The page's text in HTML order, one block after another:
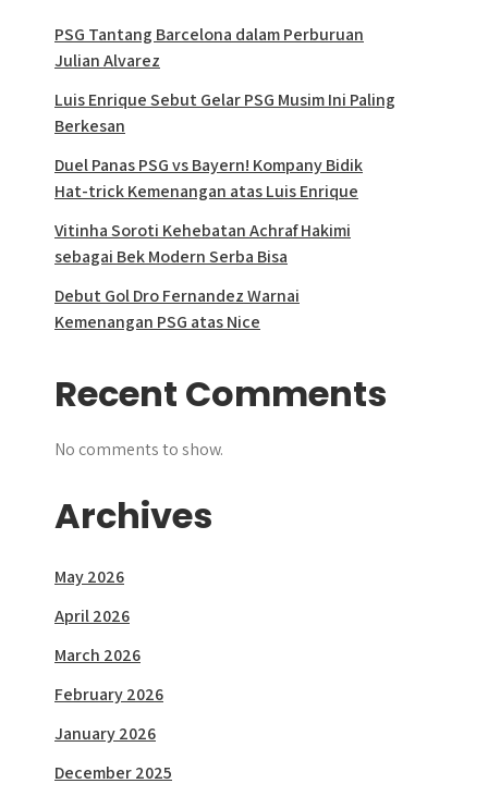
PSG Tantang Barcelona dalam Perburuan
Julian Alvarez
Luis Enrique Sebut Gelar PSG Musim Ini Paling
Berkesan
Duel Panas PSG vs Bayern! Kompany Bidik
Hat-trick Kemenangan atas Luis Enrique
Vitinha Soroti Kehebatan Achraf Hakimi
sebagai Bek Modern Serba Bisa
Debut Gol Dro Fernandez Warnai
Kemenangan PSG atas Nice
Recent Comments
No comments to show.
Archives
May 2026
April 2026
March 2026
February 2026
January 2026
December 2025